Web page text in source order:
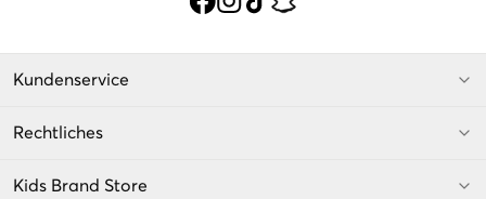
Kundenservice
Rechtliches
Kids Brand Store